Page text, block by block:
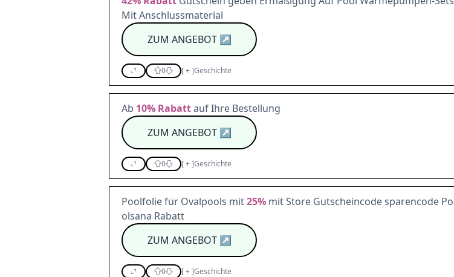
Mit Anschlussmaterial
ZUM ANGEBOT↗
0 [+]Geschichte
Ab 10% Rabattauf Ihre Bestellung
ZUM ANGEBOT↗
0 [+]Geschichte
Poolfolie für Ovalpools mit25% mit Store Gutscheincode sparencode Po
olsana Rabatt
ZUM ANGEBOT↗
0 [+]Geschichte